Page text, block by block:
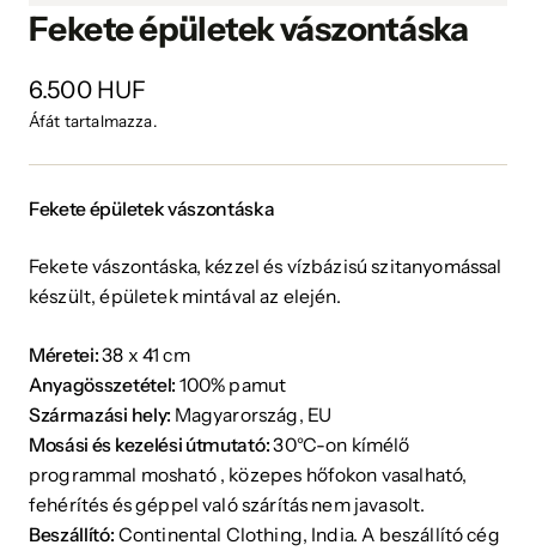
Fekete épületek vászontáska
6.500 HUF
Áfát tartalmazza.
Fekete épületek vászontáska
Fekete vászontáska, kézzel és vízbázisú szitanyomással
készült, épületek mintával az elején.
Méretei:38 x 41 cm
Anyagösszetétel: 100% pamut
Származási hely: Magyarország, EU
Mosási és kezelési útmutató:30°C-on kímélő
programmal mosható , közepes hőfokon vasalható,
fehérítés és géppel való szárítás nem javasolt.
Beszállító: Continental Clothing, India. A beszállító cég